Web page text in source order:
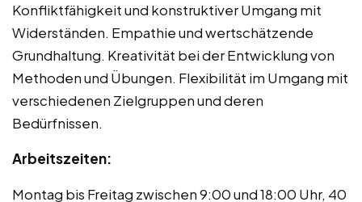
Konfliktfähigkeit und konstruktiver Umgang mit
Widerständen. Empathie und wertschätzende
Grundhaltung. Kreativität bei der Entwicklung von
Methoden und Übungen. Flexibilität im Umgang mit
verschiedenen Zielgruppen und deren
Bedürfnissen.
Arbeitszeiten:
Montag bis Freitag zwischen 9:00 und 18:00 Uhr, 40